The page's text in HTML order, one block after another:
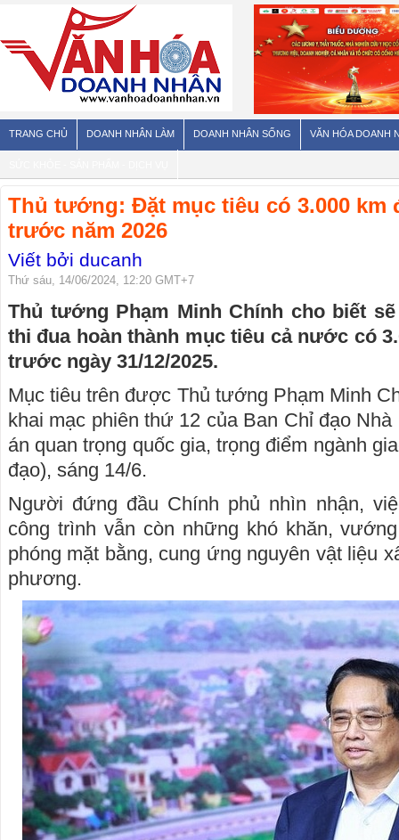
TRANG CHỦ DOANH NHÂN LÀM DOANH NHÂN SỐNG VĂN HÓA DOANH
Thủ tướng: Đặt mục tiêu có 3.000 km
trước năm 2026
Viết bởi ducanh
Thứ sáu, 14/06/2024, 12:20 GMT+7
Thủ tướng Phạm Minh Chính cho biết
thi đua hoàn thành mục tiêu cả nước có
trước ngày 31/12/2025.
Mục tiêu trên được Thủ tướng Phạm Minh
khai mạc phiên thứ 12 của Ban Chỉ đạo
án quan trọng quốc gia, trọng điểm ngành
đạo), sáng 14/6.
Người đứng đầu Chính phủ nhìn nhận,
công trình vẫn còn những khó khăn,
phóng mặt bằng, cung ứng nguyên vật liệu
phương.